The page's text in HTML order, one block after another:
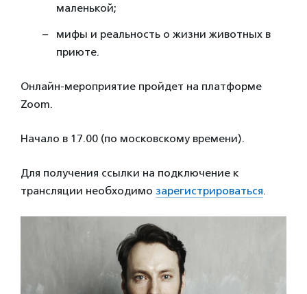
маленькой;
мифы и реальность о жизни животных в
приюте.
Онлайн-мероприятие пройдет на платформе
Zoom.
Начало в 17.00 (по московскому времени).
Для получения ссылки на подключение к
трансляции необходимо зарегистрироваться.